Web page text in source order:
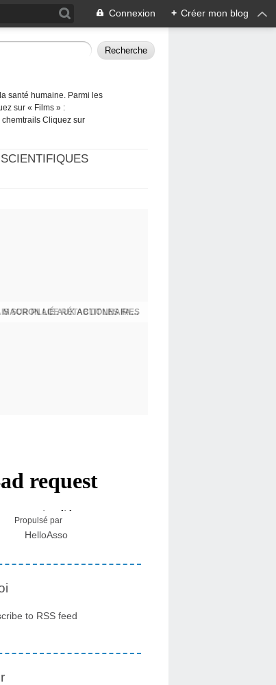
Connexion + Créer mon blog
santé humaine. Parmi les
sur « Films » :
Cliquez sur
LIÉ AUX ACTIONNAIRES
CRISE MIGRATOIRE À CEUTA : UN JEUNE FRANÇAIS SUR PLACE RÉTABLIT LES FAITS ! - RAPHAËL AYMA
Propulsé par
HelloAsso
to RSS feed